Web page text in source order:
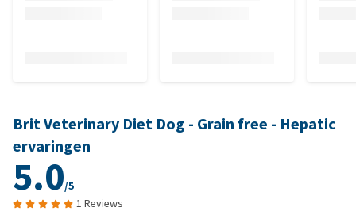
Brit Veterinary Diet Dog - Grain free - Hepatic
ervaringen
5.0/5
1 Reviews